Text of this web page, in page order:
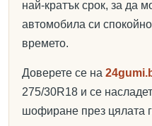
най-кратък срок, за да
автомобила си
времето.
Доверете се на
275/30R18 и се
шофиране през цялата